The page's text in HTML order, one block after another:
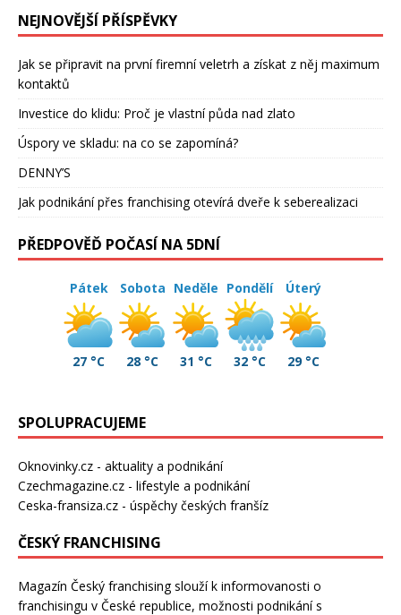
NEJNOVĚJŠÍ PŘÍSPĚVKY
Jak se připravit na první firemní veletrh a získat z něj maximum
kontaktů
Investice do klidu: Proč je vlastní půda nad zlato
Úspory ve skladu: na co se zapomíná?
DENNY’S
Jak podnikání přes franchising otevírá dveře k seberealizaci
PŘEDPOVĚĎ POČASÍ NA 5DNÍ
Pátek
27 °C
Sobota
28 °C
Neděle
31 °C
Pondělí
32 °C
Úterý
29 °C
SPOLUPRACUJEME
Oknovinky.cz - aktuality a podnikání
Czechmagazine.cz - lifestyle a podnikání
Ceska-fransiza.cz - úspěchy českých franšíz
ČESKÝ FRANCHISING
Magazín Český franchising slouží k informovanosti o
franchisingu v České republice, možnosti podnikání s